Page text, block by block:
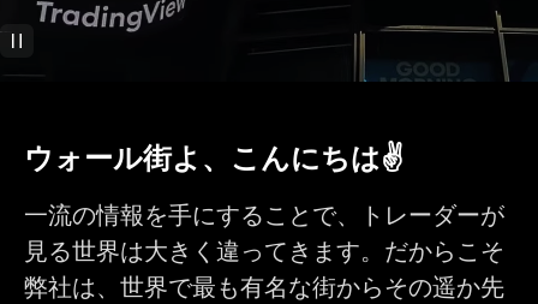
バーリプレイでトレ
ード
テクニカル分析
蔵インジケーター
ティ提供のインジケ
ーター
インジケーターにイ
ンジケーター
ウォール街よ、こんにちは✌️
一流の情報を手にすることで、トレーダーが
見る世界は大きく違ってきます。だからこそ
弊社は、世界で最も有名な街からその遥か先